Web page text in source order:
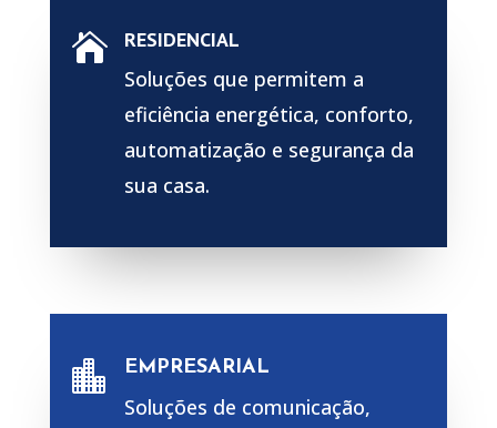
 RESIDENCIAL
Soluções que permitem a
eficiência energética, conforto,
automatização e segurança da
sua casa.
 EMPRESARIAL
Soluções de comunicação,